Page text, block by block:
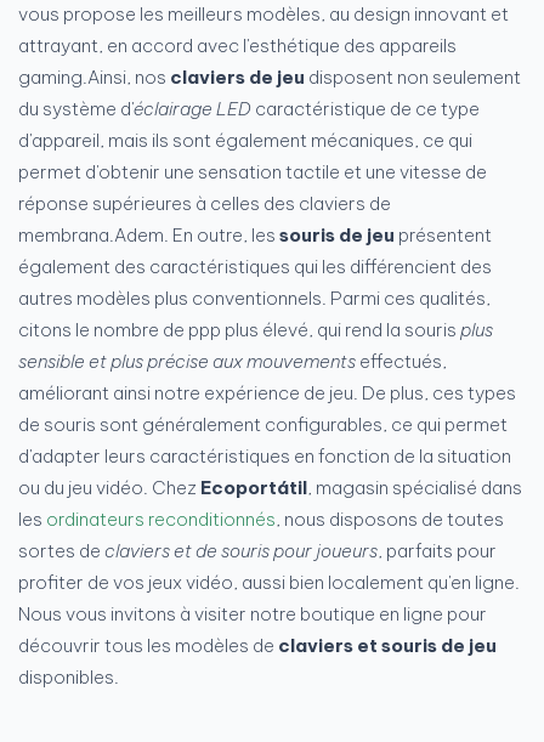
vous propose les meilleurs modèles, au design innovant et
attrayant, en accord avec l'esthétique des appareils
gaming.Ainsi, nos claviers de jeu disposent non seulement
du système d'éclairage LED caractéristique de ce type
d'appareil, mais ils sont également mécaniques, ce qui
permet d'obtenir une sensation tactile et une vitesse de
réponse supérieures à celles des claviers de
membrana.Adem. En outre, les souris de jeu présentent
également des caractéristiques qui les différencient des
autres modèles plus conventionnels. Parmi ces qualités,
citons le nombre de ppp plus élevé, qui rend la souris plus
sensible et plus précise aux mouvements effectués,
améliorant ainsi notre expérience de jeu. De plus, ces types
de souris sont généralement configurables, ce qui permet
d'adapter leurs caractéristiques en fonction de la situation
ou du jeu vidéo. Chez Ecoportátil , magasin spécialisé dans
les ordinateurs reconditionnés , nous disposons de toutes
sortes de claviers et de souris pour joueurs , parfaits pour
profiter de vos jeux vidéo, aussi bien localement qu'en ligne.
Nous vous invitons à visiter notre boutique en ligne pour
découvrir tous les modèles de claviers et souris de jeu
disponibles.